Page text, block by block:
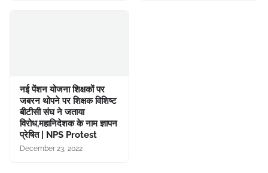
नई पेंशन योजना शिक्षकों पर
जबरन थोपने पर शिक्षक विशिष्ट
बीटीसी संघ ने जताया
विरोध,महानिदेशक के नाम ज्ञापन
प्रेषित | NPS Protest
December 23, 2022